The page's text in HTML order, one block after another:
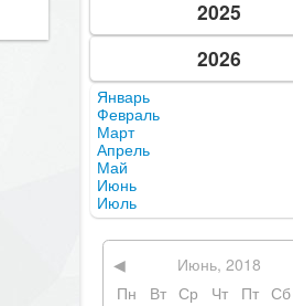
2025
2026
Январь
Февраль
Март
Апрель
Май
Июнь
Июль
◀ Июнь, 2018
Пн
Вт Ср Чт Пт Сб